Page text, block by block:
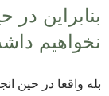
بنابراین در
نخواهیم
بله واقعا در حین